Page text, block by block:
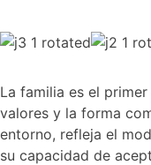
La familia es el
valores y la forma
entorno, refleja el
su capacidad de